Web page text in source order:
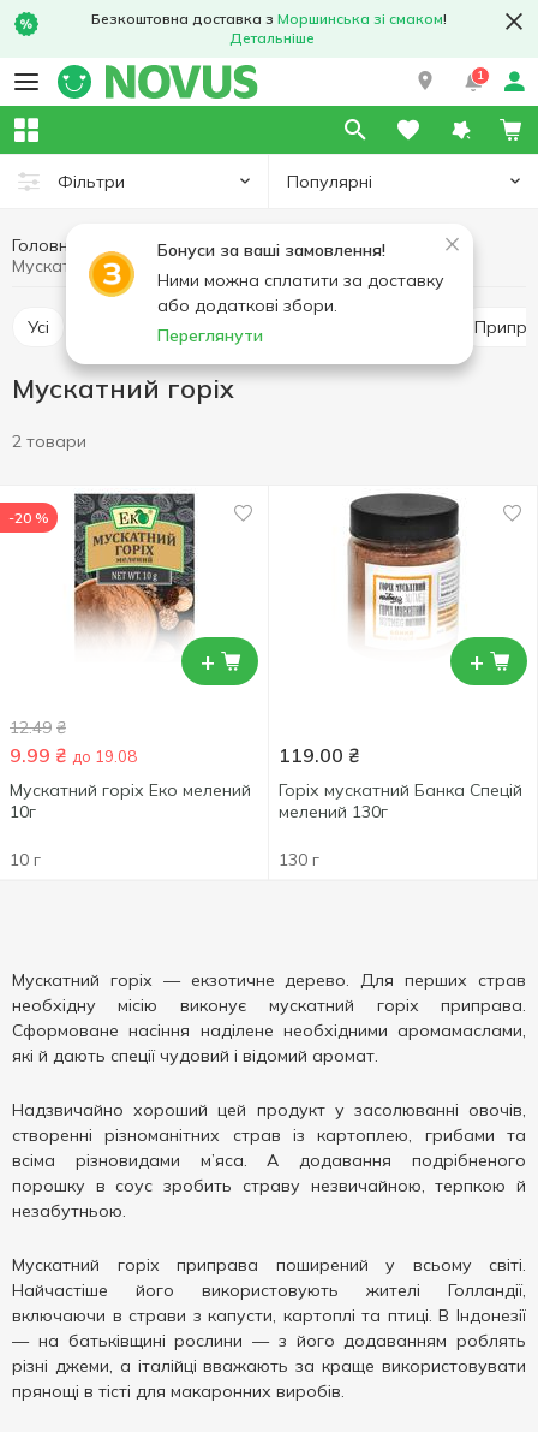
Безкоштовна доставка з Моршинська зі смаком!
Детальніше
1
Фільтри Популярні
Бонуси за ваші замовлення!
Ними можна сплатити за доставку
або додаткові збори.
Переглянути
Головна Соуси та спеції
Приправи і спеції
Мускатний горіх
Усі Перець і паприка
Мускатний горіх
2 товари
+
-20 %
12.49 ₴
9.99 ₴ до 19.08
Мускатний горіх Еко мелений
10г
10 г
+
119.00 ₴
Горіх мускатний Банка Спецій
мелений 130г
130 г
Мускатний горіх — екзотичне дерево. Для перших страв
необхідну місію виконує мускатний горіх приправа.
Сформоване насіння наділене необхідними аромамаслами,
які й дають спеції чудовий і відомий аромат.
Надзвичайно хороший цей продукт у засолюванні овочів,
створенні різноманітних страв із картоплею, грибами та
всіма різновидами м’яса. А додавання подрібненого
порошку в соус зробить страву незвичайною, терпкою й
незабутньою.
Мускатний горіх приправа поширений у всьому світі.
Найчастіше його використовують жителі Голландії,
включаючи в страви з капусти, картоплі та птиці. В Індонезії
— на батьківщині рослини — з його додаванням роблять
різні джеми, а італійці вважають за краще використовувати
прянощі в тісті для макаронних виробів.